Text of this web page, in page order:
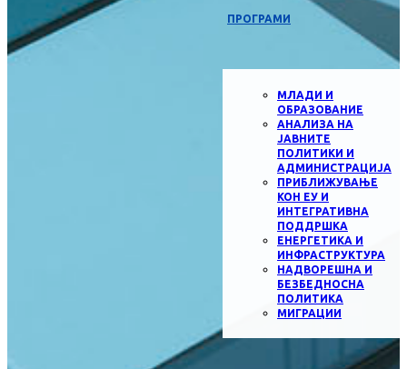
ПРОГРАМИ
МЛАДИ И
ОБРАЗОВАНИЕ
АНАЛИЗА НА
ЈАВНИТЕ
ПОЛИТИКИ И
АДМИНИСТРАЦИЈА
ПРИБЛИЖУВАЊЕ
КОН ЕУ И
ИНТЕГРАТИВНА
ПОДДРШКА
ЕНЕРГЕТИКА И
ИНФРАСТРУКТУРА
НАДВОРЕШНА И
БЕЗБЕДНОСНА
ПОЛИТИКА
МИГРАЦИИ